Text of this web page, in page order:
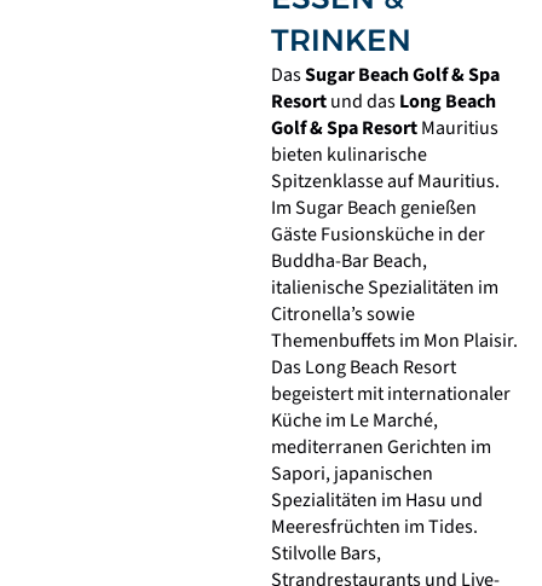
TRINKEN
DasSugar Beach Golf & Spa
Resortund dasLong Beach
Golf & Spa ResortMauritius
bieten kulinarische
Spitzenklasse aufMauritius.
Im Sugar Beach genießen
Gäste Fusionsküche in der
Buddha-Bar Beach,
italienische Spezialitäten im
Citronella’s sowie
Themenbuffets im Mon Plaisir.
Das Long Beach Resort
begeistert mit internationaler
Küche im Le Marché,
mediterranen Gerichten im
Sapori, japanischen
Spezialitäten im Hasu und
Meeresfrüchten im Tides.
Stilvolle Bars,
Strandrestaurants und Live-